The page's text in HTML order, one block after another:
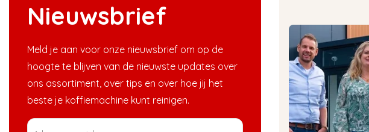
Nieuwsbrief
Meld je aan voor onze nieuwsbrief om op de
hoogte te blijven van de nieuwste updates over
ons assortiment, over tips en over hoe jij het
beste je koffiemachine kunt reinigen.